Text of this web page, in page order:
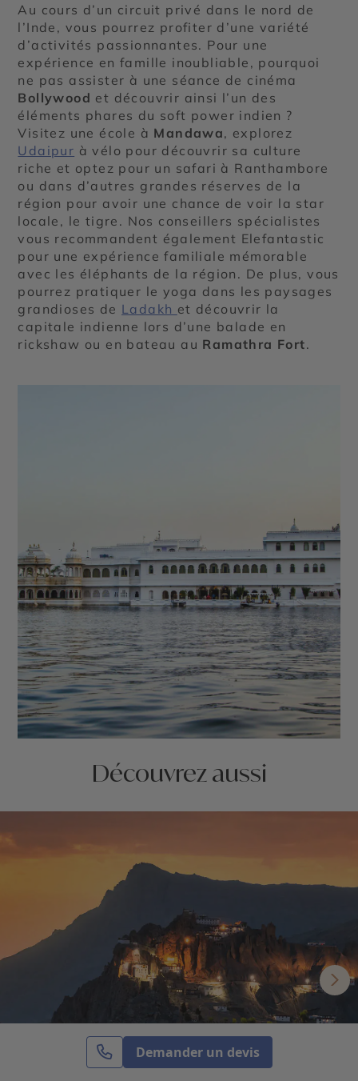
Demander un devis
Au cours d’un circuit privé dans le nord de
l’Inde, vous pourrez profiter d’une variété
d’activités passionnantes. Pour une
expérience en famille inoubliable, pourquoi
ne pas assister à une séance de cinéma
Bollywood et découvrir ainsi l’un des
éléments phares du soft power indien ?
Visitez une école à Mandawa, explorez
Udaipur à vélo pour découvrir sa culture
riche et optez pour un safari à Ranthambore
ou dans d’autres grandes réserves de la
région pour avoir une chance de voir la star
locale, le tigre. Nos conseillers spécialistes
vous recommandent également Elefantastic
pour une expérience familiale mémorable
avec les éléphants de la région. De plus, vous
pourrez pratiquer le yoga dans les paysages
grandioses de Ladakh et découvrir la
capitale indienne lors d’une balade en
rickshaw ou en bateau au Ramathra Fort.
Découvrez aussi